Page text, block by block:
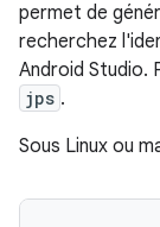
permet de
recherchez
Android Studio.
jps .
Sous Linux ou